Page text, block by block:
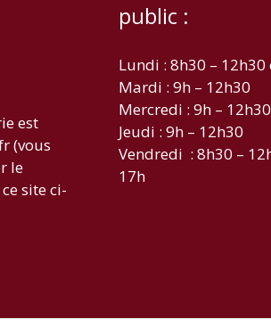
est
(vous
le
site ci-
public :
Lundi : 8h30 – 12h30
Mardi : 9h – 12h30
Mercredi : 9h –
Jeudi : 9h – 12h30
Vendredi : 8h30 –
17h